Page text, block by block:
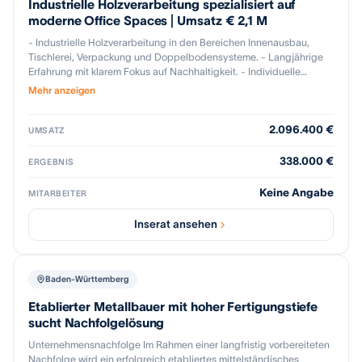
Produktion: Glasbearbeitung erfolgt in voll ausgestatteten
Fertigungslinien (Schneid-, Wasch-, ESG- und VSG-Öfen).
Produktionsworkflow ist softwaregestützt (DATEV, CAD/CAM-
Anbindungen).
Industrielle Holzverarbeitung spezialisiert auf
moderne Office Spaces | Umsatz € 2,1 M
- Industrielle Holzverarbeitung in den Bereichen Innenausbau,
Tischlerei, Verpackung und Doppelbodensysteme. - Langjährige
Erfahrung mit klarem Fokus auf Nachhaltigkeit. - Individuelle
Lösungen für Anforderungen der (meist wiederkehrenden) Kunden.
etwa durch BIM und Industrie-4.0-Technologien, ermöglichen
Mehr anzeigen
UMSATZ 2.096.400 €
ERGEBNIS 338.000 €
MITARBEITER Keine Angabe
Inserat ansehen
Baden-Württemberg
Etablierter Metallbauer mit hoher Fertigungstiefe
sucht Nachfolgelösung
Unternehmensnachfolge Im Rahmen einer langfristig vorbereiteten
Nachfolge wird ein erfolgreich etabliertes mittelständisches